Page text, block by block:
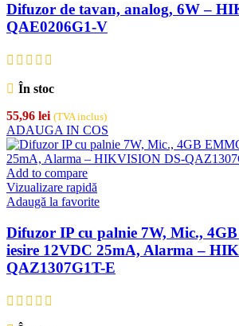
Difuzor de tavan, analog, 6W –
QAE0206G1-V
În stoc
55,96 lei (TVA inclus)
ADAUGA IN COS
Add to compare
Vizualizare rapidă
Adaugă la favorite
Difuzor IP cu palnie 7W, Mic.,
iesire 12VDC 25mA, Alarma –
QAZ1307G1T-E